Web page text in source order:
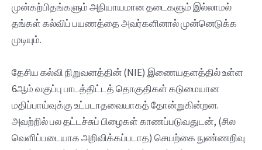
முன்கற்பிதங்களும் அநியாயமான தடைகளும் இல்லாமல்
தங்கள் கல்விப் பயணத்தை அவர்களினால் முன்னெடுக்க
முடியும்.
தேசிய கல்வி நிறுவனத்தின் (NIE) இணையதளத்தில் உள்ள
6ஆம் வகுப்பு பாடத்திட்டத் தொகுதிகள் கடுமையான
மதிப்பாய்வுக்கு உட்படாதவையாகத் தோன்றுகின்றன.
அவற்றில் பல தட்டச்சுப் பிழைகள் காணப்படுவதுடன், (சில
வெளிப்படையாக அறிவிக்கப்படாத‌) செயற்கை நுண்ணறிவு